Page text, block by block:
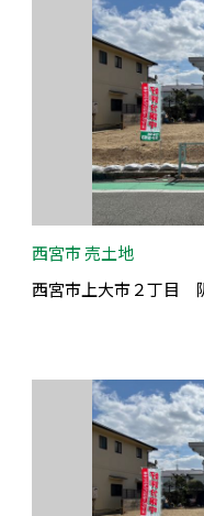
西宮市 売土地
西宮市上大市２丁目